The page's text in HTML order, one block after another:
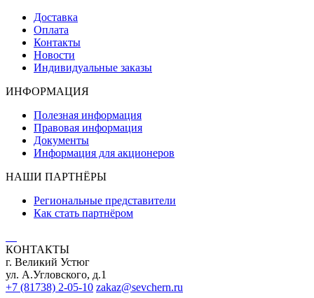
Доставка
Оплата
Контакты
Новости
Индивидуальные заказы
ИНФОРМАЦИЯ
Полезная информация
Правовая информация
Документы
Информация для акционеров
НАШИ ПАРТНЁРЫ
Региональные представители
Как стать партнёром
КОНТАКТЫ
г. Великий Устюг
ул. А.Угловского, д.1
+7 (81738) 2-05-10 zakaz@sevchern.ru